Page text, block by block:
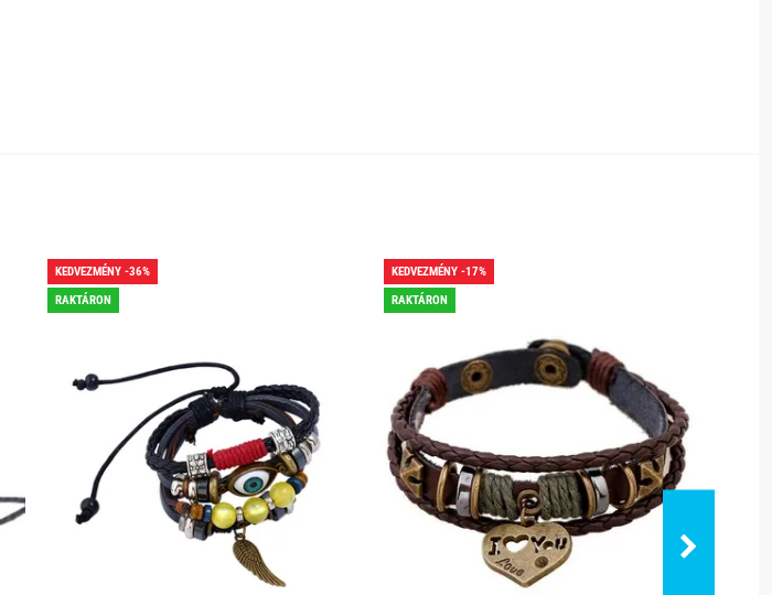
KEDVEZMÉNY -36%
RAKTÁRON
KEDVEZMÉNY -17%
RAKTÁRON